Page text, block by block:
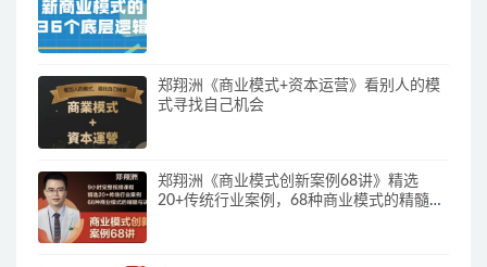
郑翔洲《商业模式+资本运营》看别人的模
式寻找自己机会
郑翔洲《商业模式创新案例68讲》精选
20+传统行业案例，68种商业模式的精髓与